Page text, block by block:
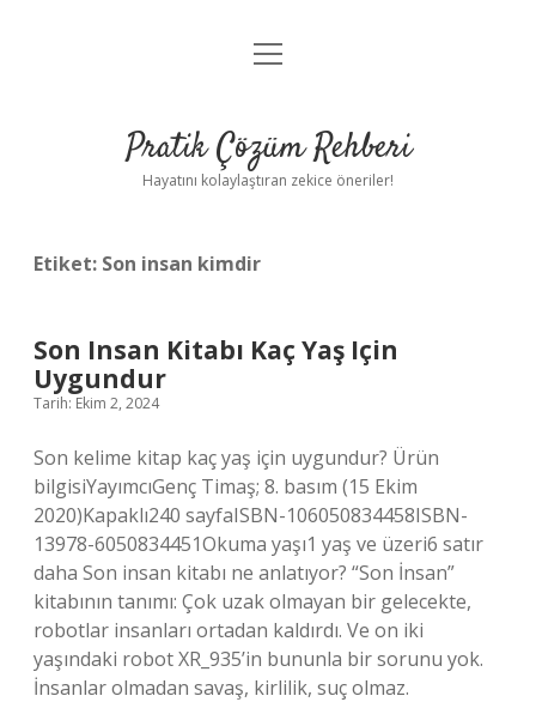
Anasayfa
Yasal Uyarı
menüyü
Pratik Çözüm Rehberi
Hayatını kolaylaştıran zekice öneriler!
Etiket: Son insan kimdir
Son Insan Kitabı Kaç Yaş Için
Uygundur
Tarih: Ekim 2, 2024
Son kelime kitap kaç yaş için uygundur? Ürün
bilgisiYayımcı‎Genç Timaş; 8. basım (15 Ekim
2020)Kapaklı‎240 sayfaISBN-10‎6050834458ISBN-
13‎978-6050834451Okuma yaşı‎1 yaş ve üzeri6 satır
daha Son insan kitabı ne anlatıyor? “Son İnsan”
kitabının tanımı: Çok uzak olmayan bir gelecekte,
robotlar insanları ortadan kaldırdı. Ve on iki
yaşındaki robot XR_935’in bununla bir sorunu yok.
İnsanlar olmadan savaş, kirlilik, suç olmaz.